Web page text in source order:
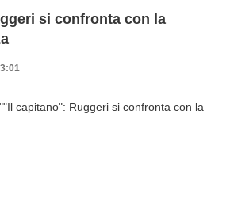
si confronta con la